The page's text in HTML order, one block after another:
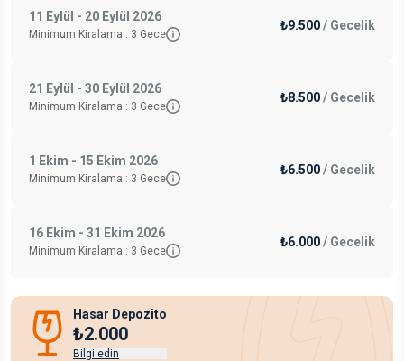
11 Eylül - 20 Eylül 2026
Minimum Kiralama : 3 Gece
₺9.500/ Gecelik
21 Eylül - 30 Eylül 2026
Minimum Kiralama : 3 Gece
₺8.500/ Gecelik
1 Ekim - 15 Ekim 2026
Minimum Kiralama : 3 Gece
₺6.500/ Gecelik
16 Ekim - 31 Ekim 2026
Minimum Kiralama : 3 Gece
₺6.000/ Gecelik
Hasar Depozito
₺2.000
Bilgi edin